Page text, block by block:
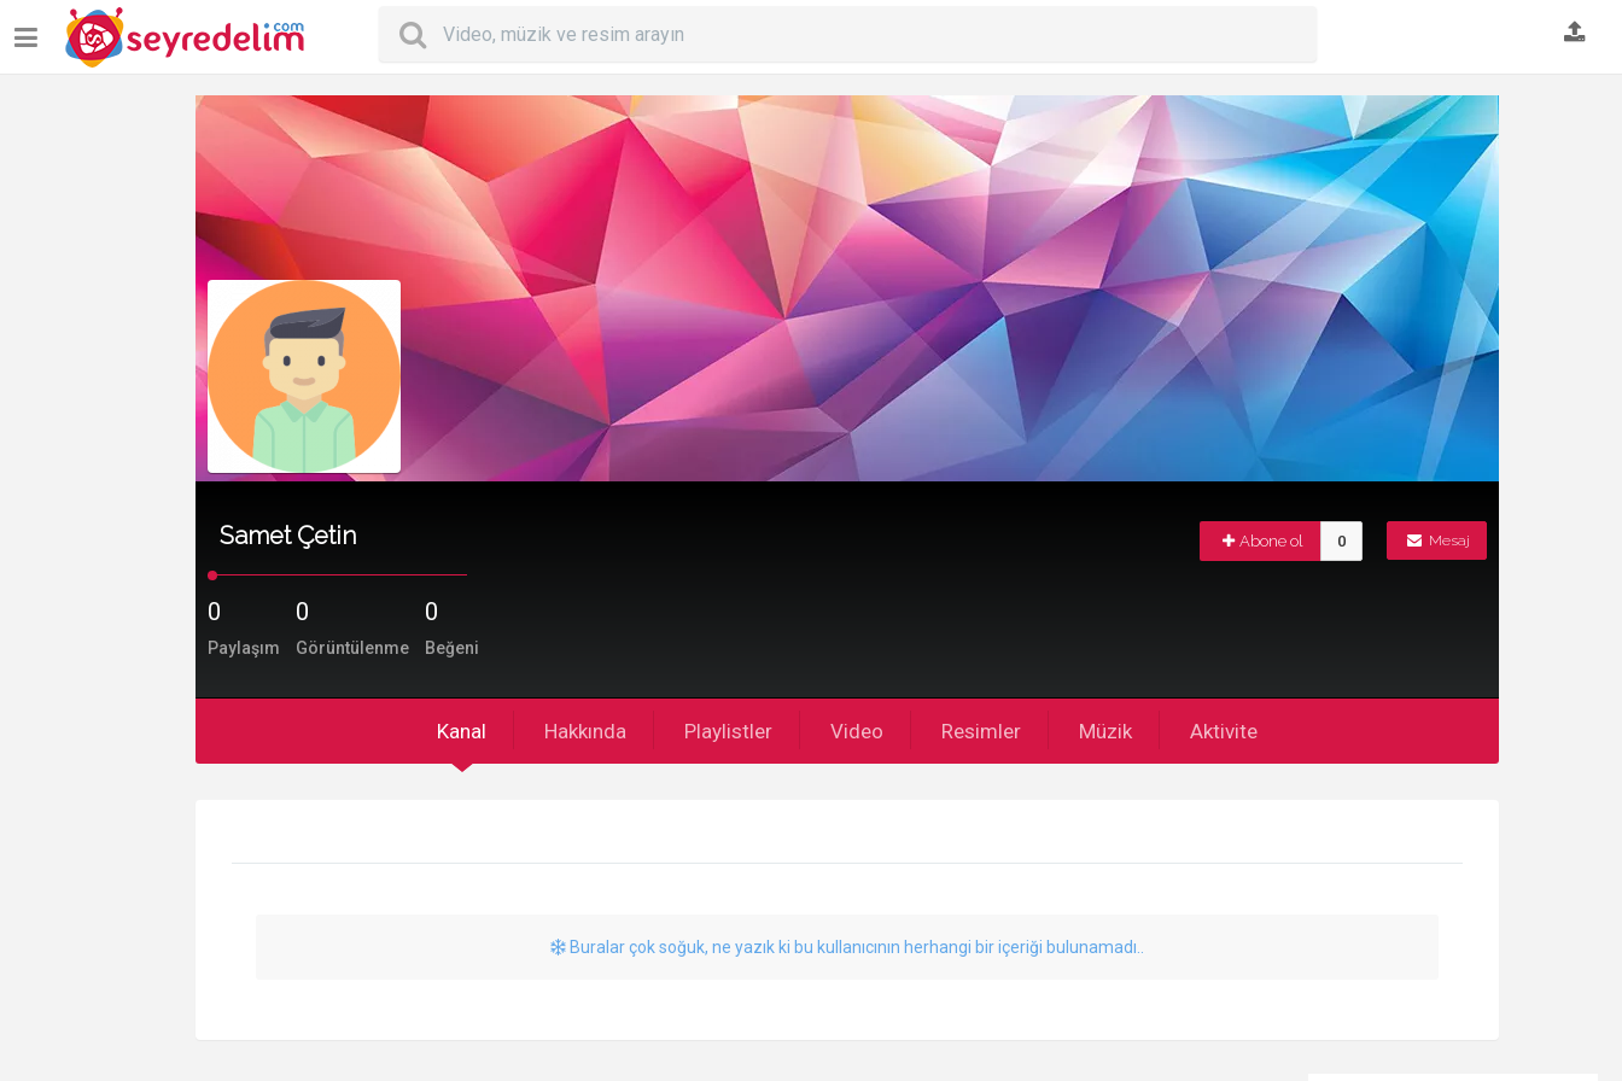
Samet Çetin Mesaj
Abone ol 0
0
Paylaşım
0
Görüntülenme
0
Beğeni
Kanal Hakkında Playlistler Video Resimler Müzik Aktivite
Buralar çok soğuk, ne yazık ki bu kullanıcının herhangi bir içeriği bulunamadı..